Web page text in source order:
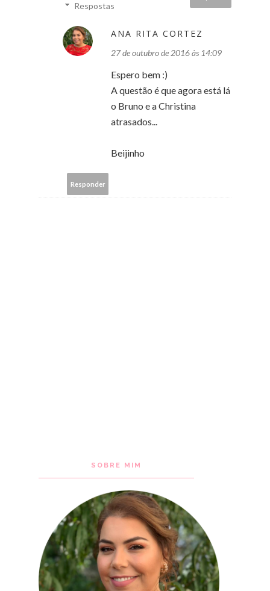
Respostas
ANA RITA CORTEZ
27 de outubro de 2016 às 14:09
Espero bem :)
A questão é que agora está lá
o Bruno e a Christina
atrasados...
Beijinho
Responder
SOBRE MIM